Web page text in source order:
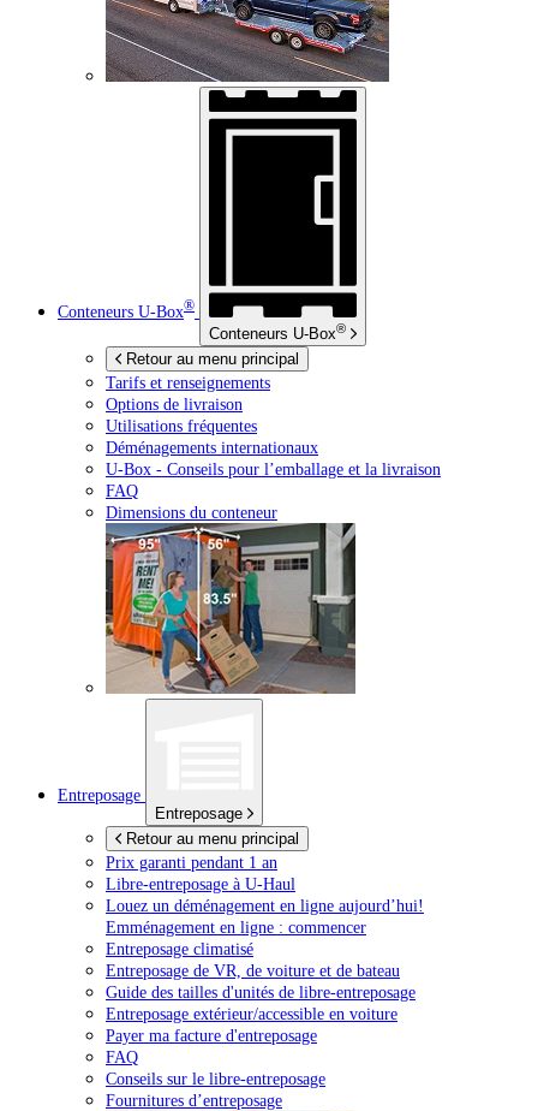
Conteneurs U-Box®
Conteneurs U-Box®
Retour au menu principal
Tarifs et renseignements
Options de livraison
Utilisations fréquentes
Déménagements internationaux
U-Box - Conseils pour l’emballage et la livraison
FAQ
Dimensions du conteneur
Entreposage
Entreposage
Retour au menu principal
Prix garanti pendant 1 an
Libre-entreposage à U-Haul
Louez un déménagement en ligne aujourd’hui!
Emménagement en ligne : commencer
Entreposage climatisé
Entreposage de VR, de voiture et de bateau
Guide des tailles d'unités de libre-entreposage
Entreposage extérieur/accessible en voiture
Payer ma facture d'entreposage
FAQ
Conseils sur le libre-entreposage
Fournitures d’entreposage